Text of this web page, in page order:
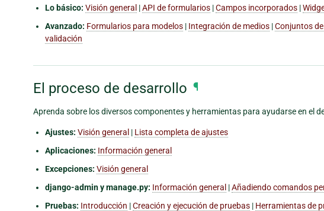
Lo básico: Visión general |API de formularios |Campos incorporados |
Avanzado: Formularios para modelos | Integración de medios |Conjuntos
validación
El proceso de desarrollo ¶
Aprenda sobre los diversos componentes y herramientas para ayudarse en el
Ajustes: Visión general | Lista completa de ajustes
Aplicaciones: Información general
Excepciones: Visión general
django-admin y manage.py: Información general |Añadiendo comandos
Pruebas: Introducción |Creación y ejecución de pruebas | Herramientas de